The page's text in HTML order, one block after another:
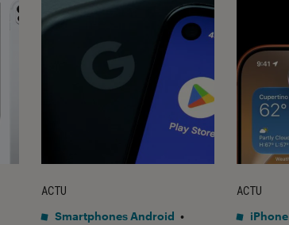
ACTU
Smartphones Android •
ACTU
iPhone